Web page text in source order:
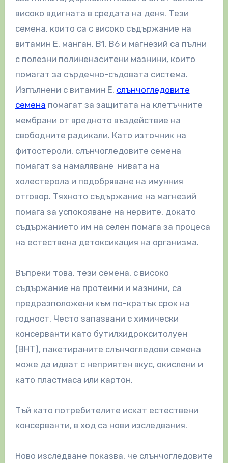
високо вдигната в средата на деня. Тези
семена, които са с високо съдържание на
витамин Е, манган, В1, В6 и магнезий са пълни
с полезни полиненаситени мазнини, които
помагат за сърдечно-съдовата система.
Изпълнени с витамин E, слънчогледовите
семена помагат за защитата на клетъчните
мембрани от вредното въздействие на
свободните радикали. Като източник на
фитостероли, слънчогледовите семена
помагат за намаляване нивата на
холестерола и подобряване на имунния
отговор. Тяхното съдържание на магнезий
помага за успокояване на нервите, докато
съдържанието им на селен помага за процеса
на естествена детоксикация на организма.
Въпреки това, тези семена, с високо
съдържание на протеини и мазнини, са
предразположени към по-кратък срок на
годност. Често запазвани с химически
консерванти като бутилхидрокситолуен
(BHT), пакетираните слънчогледови семена
може да идват с неприятен вкус, окислени и
като пластмаса или картон.
Тъй като потребителите искат естествени
консерванти, в ход са нови изследвания.
Ново изследване показва, че слънчогледовите